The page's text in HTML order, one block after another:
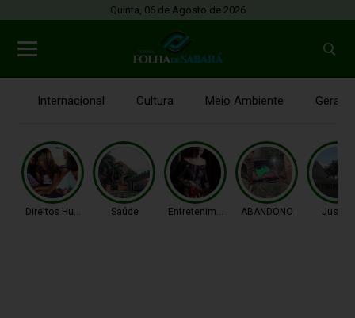
Quinta, 06 de Agosto de 2026
Internacional Cultura Meio Ambiente Gerais
Direitos Humanos Saúde Entretenimento ABANDONO Justiça